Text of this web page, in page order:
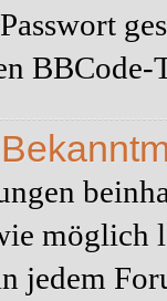
möglich
jedem